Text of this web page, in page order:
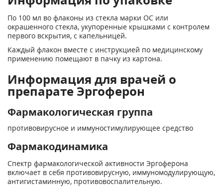
По 100 мл во флаконы из стекла марки ОС или
окрашенного стекла, укупоренные крышками с контролем
первого вскрытия, с капельницей.
Каждый флакон вместе с инструкцией по медицинскому
применению помещают в пачку из картона.
Информация для врачей о
препарате Эргоферон
Фармакологическая группа
противовирусное и иммуностимулирующее средство
Фармакодинамика
Спектр фармакологической активности Эргоферона
включает в себя противовирусную, иммуномодулирующую,
антигистаминную, противовоспалительную.